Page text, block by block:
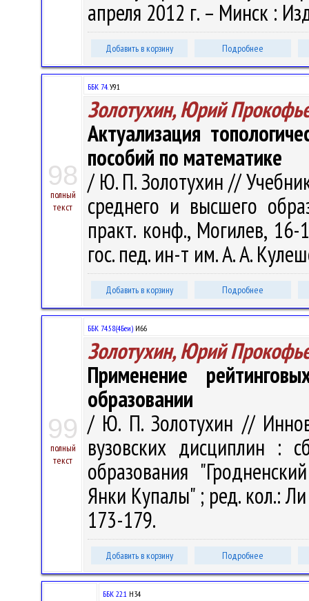
апреля 2012 г. – Минск :
Добавить в корзину Подробнее
98
полный
текст
ББК 74.У91
Золотухин, Юрий
Актуализация
пособий по математике
/ Ю. П. Золотухин //
среднего и высшего
практ. конф., Могилев,
гос. пед. ин-т им. А. А.
Добавить в корзину Подробнее
99
полный
текст
ББК 74.58(4Беи) И66
Золотухин, Юрий
Применение
образовании
/ Ю. П. Золотухин //
вузовских дисциплин :
образования
Янки Купалы" ; ред. кол.:
173-179.
Добавить в корзину Подробнее
ББК 22.1 Н34